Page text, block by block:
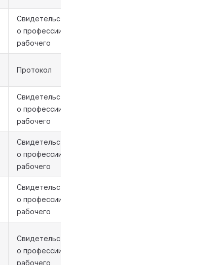
Свидетельство
о профессии
рабочего
Протокол
Свидетельство
о профессии
рабочего
Свидетельство
о профессии
рабочего
Свидетельство
о профессии
рабочего
Свидетельство
о профессии
рабочего